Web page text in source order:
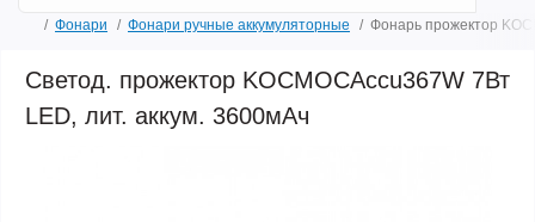
Фонари Фонари ручные аккумуляторные Фонарь прожектор
Светод. прожектор KOCMOCAccu367W 7Вт
LED, лит. аккум. 3600мАч